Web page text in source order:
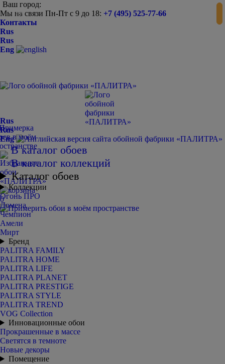
Ваш город:
Мы на связи Пн-Пт с 9 до 18: +7 (495) 525-77-66
Контакты
Rus
Rus
Eng
0
Rus
Rus
Eng
В каталог обоев
В каталог коллекций
Каталог обоев
Коллекции
Огонь ПРО
Домена
Чемпион
Амели
Мирт
Бренд
PALITRA FAMILY
PALITRA HOME
PALITRA LIFE
PALITRA PLANET
PALITRA PRESTIGE
PALITRA STYLE
PALITRA TREND
VOG Collection
Инновационные обои
Прокрашенные в массе
Светятся в темноте
Новые декоры
Помещение
-